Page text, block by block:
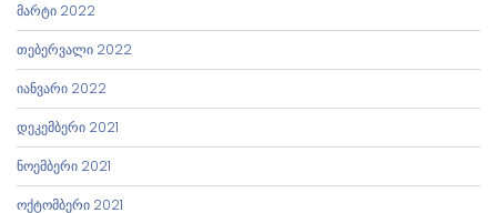
მარტი 2022
თებერვალი 2022
იანვარი 2022
დეკემბერი 2021
ნოემბერი 2021
ოქტომბერი 2021